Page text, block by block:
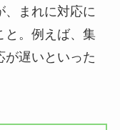
、まれに対応に
と。例えば、集
が遅いといった